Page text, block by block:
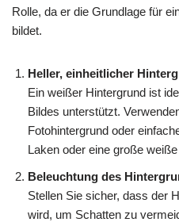
Rolle, da er die Grundlage für
bildet.
Heller, einheitlicher
Ein weißer Hintergrund ist
Bildes unterstützt.
Fotohintergrund oder
Laken oder eine große weiße
Beleuchtung des
Stellen Sie sicher, dass der
wird, um Schatten zu